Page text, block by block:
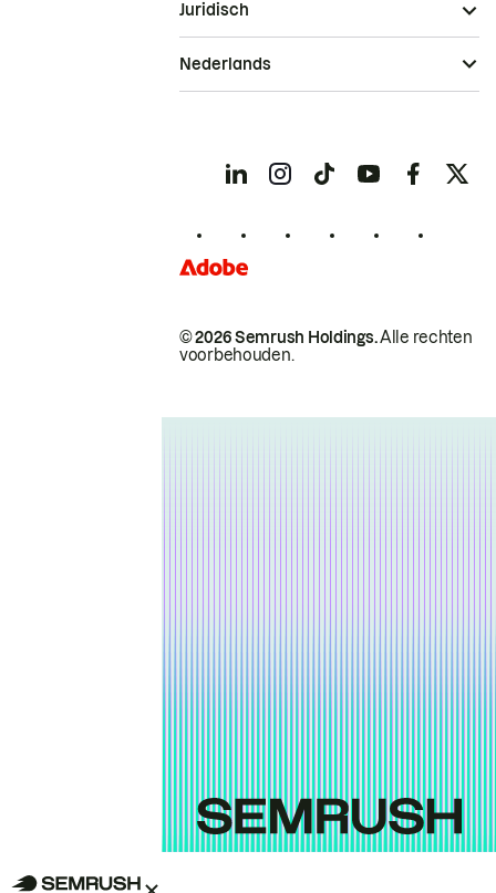
© 2026 Semrush Holdings.Alle rechten
voorbehouden.
Juridisch
Nederlands